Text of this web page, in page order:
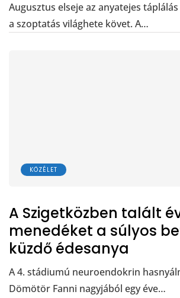
Augusztus elseje az anyatejes
a szoptatás világhete követ. A…
KÖZÉLET
A Szigetközben talált
menedéket a súlyos
küzdő édesanya
A 4. stádiumú neuroendokrin
Dömötör Fanni nagyjából egy éve…